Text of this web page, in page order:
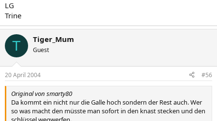
LG
Trine
T Tiger_Mum
Guest
20 April 2004 #56
Original von smarty80
Da kommt ein nicht nur die Galle hoch sondern der Rest auch. Wer
so was macht den müsste man sofort in den knast stecken und den